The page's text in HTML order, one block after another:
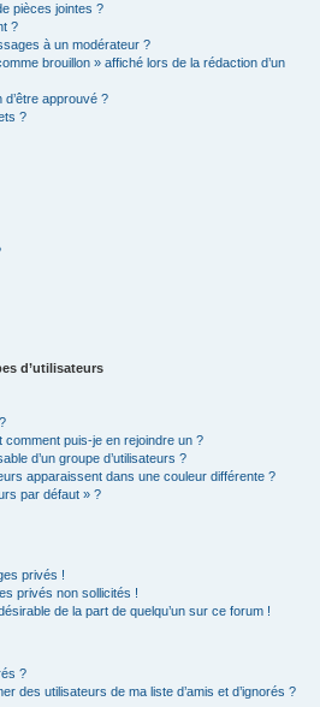
pièces jointes ?
?
à un modérateur ?
brouillon » affiché lors de la rédaction d’un
approuvé ?
?
d’utilisateurs
comment puis-je en rejoindre un ?
d’un groupe d’utilisateurs ?
apparaissent dans une couleur différente ?
par défaut » ?
privés !
privés non sollicités !
de la part de quelqu’un sur ce forum !
?
des utilisateurs de ma liste d’amis et d’ignorés ?